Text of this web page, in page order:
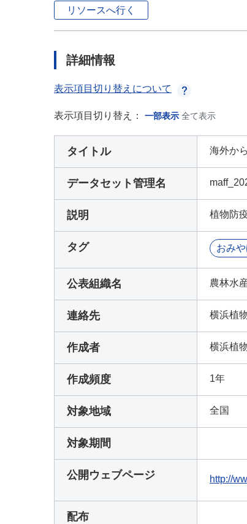
リソースへ行く
詳細情報
表示項目切り替えについて
表示項目切り替え： 一部表示 全て表示
タイトル 海外か
データセット管理名
説明 植物防
タグ おみ
公表組織名 農林水
連絡先 横浜植
作成者 横浜植
作成頻度 1年
対象地域 全国
対象期間
公開ウェブページ http://
配布